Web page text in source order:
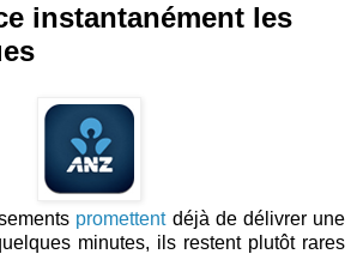
instantanément les
promettentdéjà de délivrer une
minutes, ils restent plutôt rares